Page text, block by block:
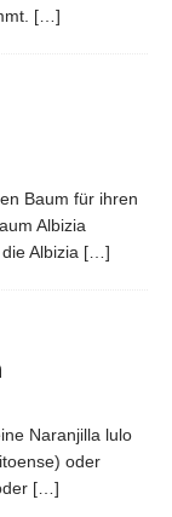
[…]
Baum für ihren
Albizia
Albizia […]
Naranjilla lulo
oder
[…]